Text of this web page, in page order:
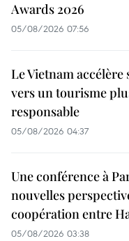
Awards 2026
05/08/2026 07:56
Le Vietnam
vers un tourisme
responsable
05/08/2026 04:37
Une conférence à
nouvelles
coopération entre
05/08/2026 03:38